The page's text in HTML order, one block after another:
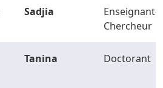
Sadjia
Enseignant-
Chercheur
Tanina Doctorant